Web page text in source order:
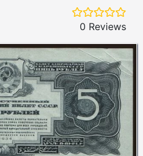
0 Reviews